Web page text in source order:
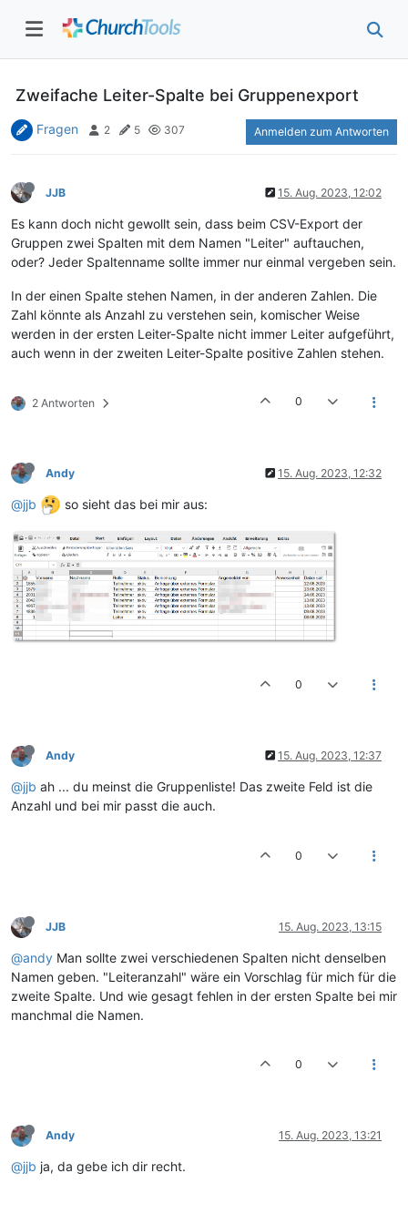
Zweifache Leiter-Spalte bei Gruppenexport
Fragen 2 5 307 Anmelden zum Antworten
JJB 15. Aug. 2023, 12:02
Es kann doch nicht gewollt sein, dass beim CSV-Export der
Gruppen zwei Spalten mit dem Namen "Leiter" auftauchen,
oder? Jeder Spaltenname sollte immer nur einmal vergeben sein.
In der einen Spalte stehen Namen, in der anderen Zahlen. Die
Zahl könnte als Anzahl zu verstehen sein, komischer Weise
werden in der ersten Leiter-Spalte nicht immer Leiter aufgeführt,
auch wenn in der zweiten Leiter-Spalte positive Zahlen stehen.
2 Antworten 0
Andy 15. Aug. 2023, 12:32
@jjb so sieht das bei mir aus:
0
Andy 15. Aug. 2023, 12:37
@jjb ah ... du meinst die Gruppenliste! Das zweite Feld ist die
Anzahl und bei mir passt die auch.
0
JJB 15. Aug. 2023, 13:15
@andy Man sollte zwei verschiedenen Spalten nicht denselben
Namen geben. "Leiteranzahl" wäre ein Vorschlag für mich für die
zweite Spalte. Und wie gesagt fehlen in der ersten Spalte bei mir
manchmal die Namen.
0
Andy 15. Aug. 2023, 13:21
@jjb ja, da gebe ich dir recht.